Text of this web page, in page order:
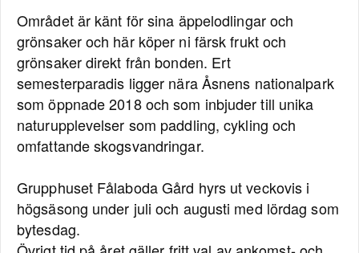
Området är känt för sina äppelodlingar och
grönsaker och här köper ni färsk frukt och
grönsaker direkt från bonden. Ert
semesterparadis ligger nära Åsnens nationalpark
som öppnade 2018 och som inbjuder till unika
naturupplevelser som paddling, cykling och
omfattande skogsvandringar.
Grupphuset Fålaboda Gård hyrs ut veckovis i
högsäsong under juli och augusti med lördag som
bytesdag.